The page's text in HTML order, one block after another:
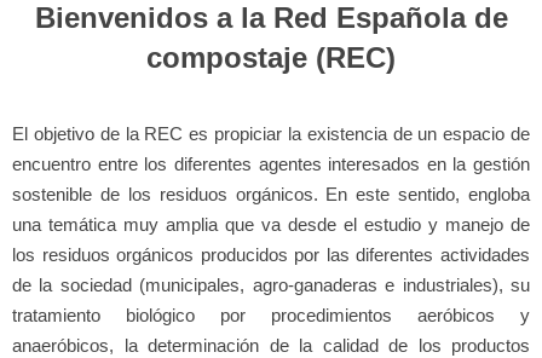
Bienvenidos a la Red Española de
compostaje (REC)
El objetivo de la REC es propiciar la existencia de un espacio de
encuentro entre los diferentes agentes interesados en la gestión
sostenible de los residuos orgánicos. En este sentido, engloba
una temática muy amplia que va desde el estudio y manejo de
los residuos orgánicos producidos por las diferentes actividades
de la sociedad (municipales, agro-ganaderas e industriales), su
tratamiento biológico por procedimientos aeróbicos y
anaeróbicos, la determinación de la calidad de los productos